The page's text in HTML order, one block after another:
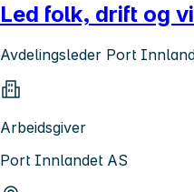
Led folk, drift og
Avdelingsleder Port
Arbeidsgiver
Port Innlandet AS